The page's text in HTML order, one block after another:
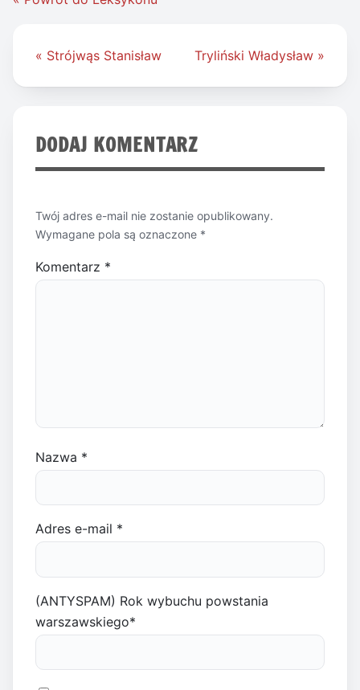
Nawigacja
« Strójwąs Stanisław Tryliński Władysław »
DODAJ KOMENTARZ
Twój adres e-mail nie zostanie opublikowany.
Wymagane pola są oznaczone *
Komentarz *
Nazwa *
Adres e-mail *
(ANTYSPAM) Rok wybuchu powstania
warszawskiego*